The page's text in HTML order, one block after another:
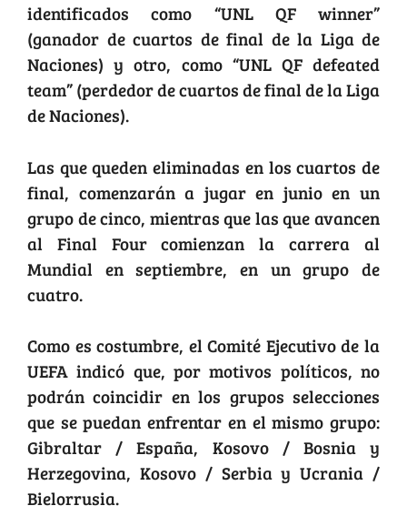
identificados como “UNL QF winner”
(ganador de cuartos de final de la Liga de
Naciones) y otro, como “UNL QF defeated
team” (perdedor de cuartos de final de la Liga
de Naciones).
Las que queden eliminadas en los cuartos de
final, comenzarán a jugar en junio en un
grupo de cinco, mientras que las que avancen
al Final Four comienzan la carrera al
Mundial en septiembre, en un grupo de
cuatro.
Como es costumbre, el Comité Ejecutivo de la
UEFA indicó que, por motivos políticos, no
podrán coincidir en los grupos selecciones
que se puedan enfrentar en el mismo grupo:
Gibraltar / España, Kosovo / Bosnia y
Herzegovina, Kosovo / Serbia y Ucrania /
Bielorrusia.